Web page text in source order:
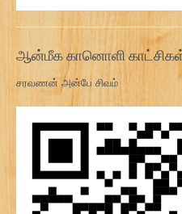
ஆன்மீக கானொளி
சரவணன் அன்பே சிவம்